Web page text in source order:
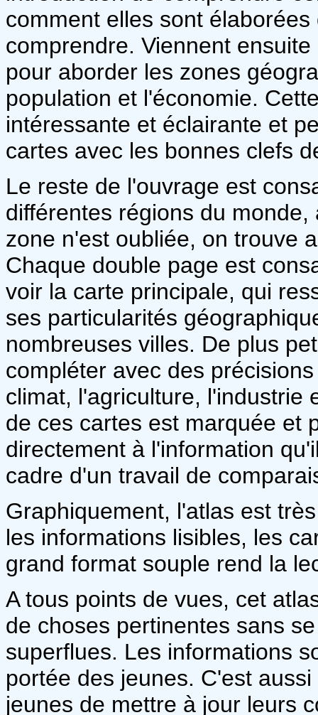
comment elles sont
comprendre. Viennent
pour aborder les zones
population et l'économie.
intéressante et éclairante et
cartes avec les bonnes clefs
Le reste de l'ouvrage est
différentes régions du
zone n'est oubliée, on trouve
Chaque double page est
voir la carte principale, qui
ses particularités
nombreuses villes. De plus
compléter avec des
climat, l'agriculture, l'industrie
de ces cartes est marquée et
directement à l'information
cadre d'un travail de
Graphiquement, l'atlas est
les informations lisibles, les
grand format souple rend la
A tous points de vues, cet
de choses pertinentes sans
superflues. Les informations
portée des jeunes. C'est
jeunes de mettre à jour leurs